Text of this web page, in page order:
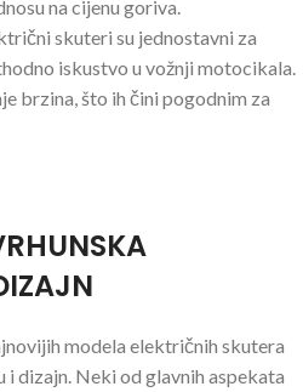
na cijenu goriva.
skuteri su jednostavni za
iskustvo u vožnji motocikala.
brzina, što ih čini pogodnim za
modela električnih skutera
dizajn. Neki od glavnih aspekata